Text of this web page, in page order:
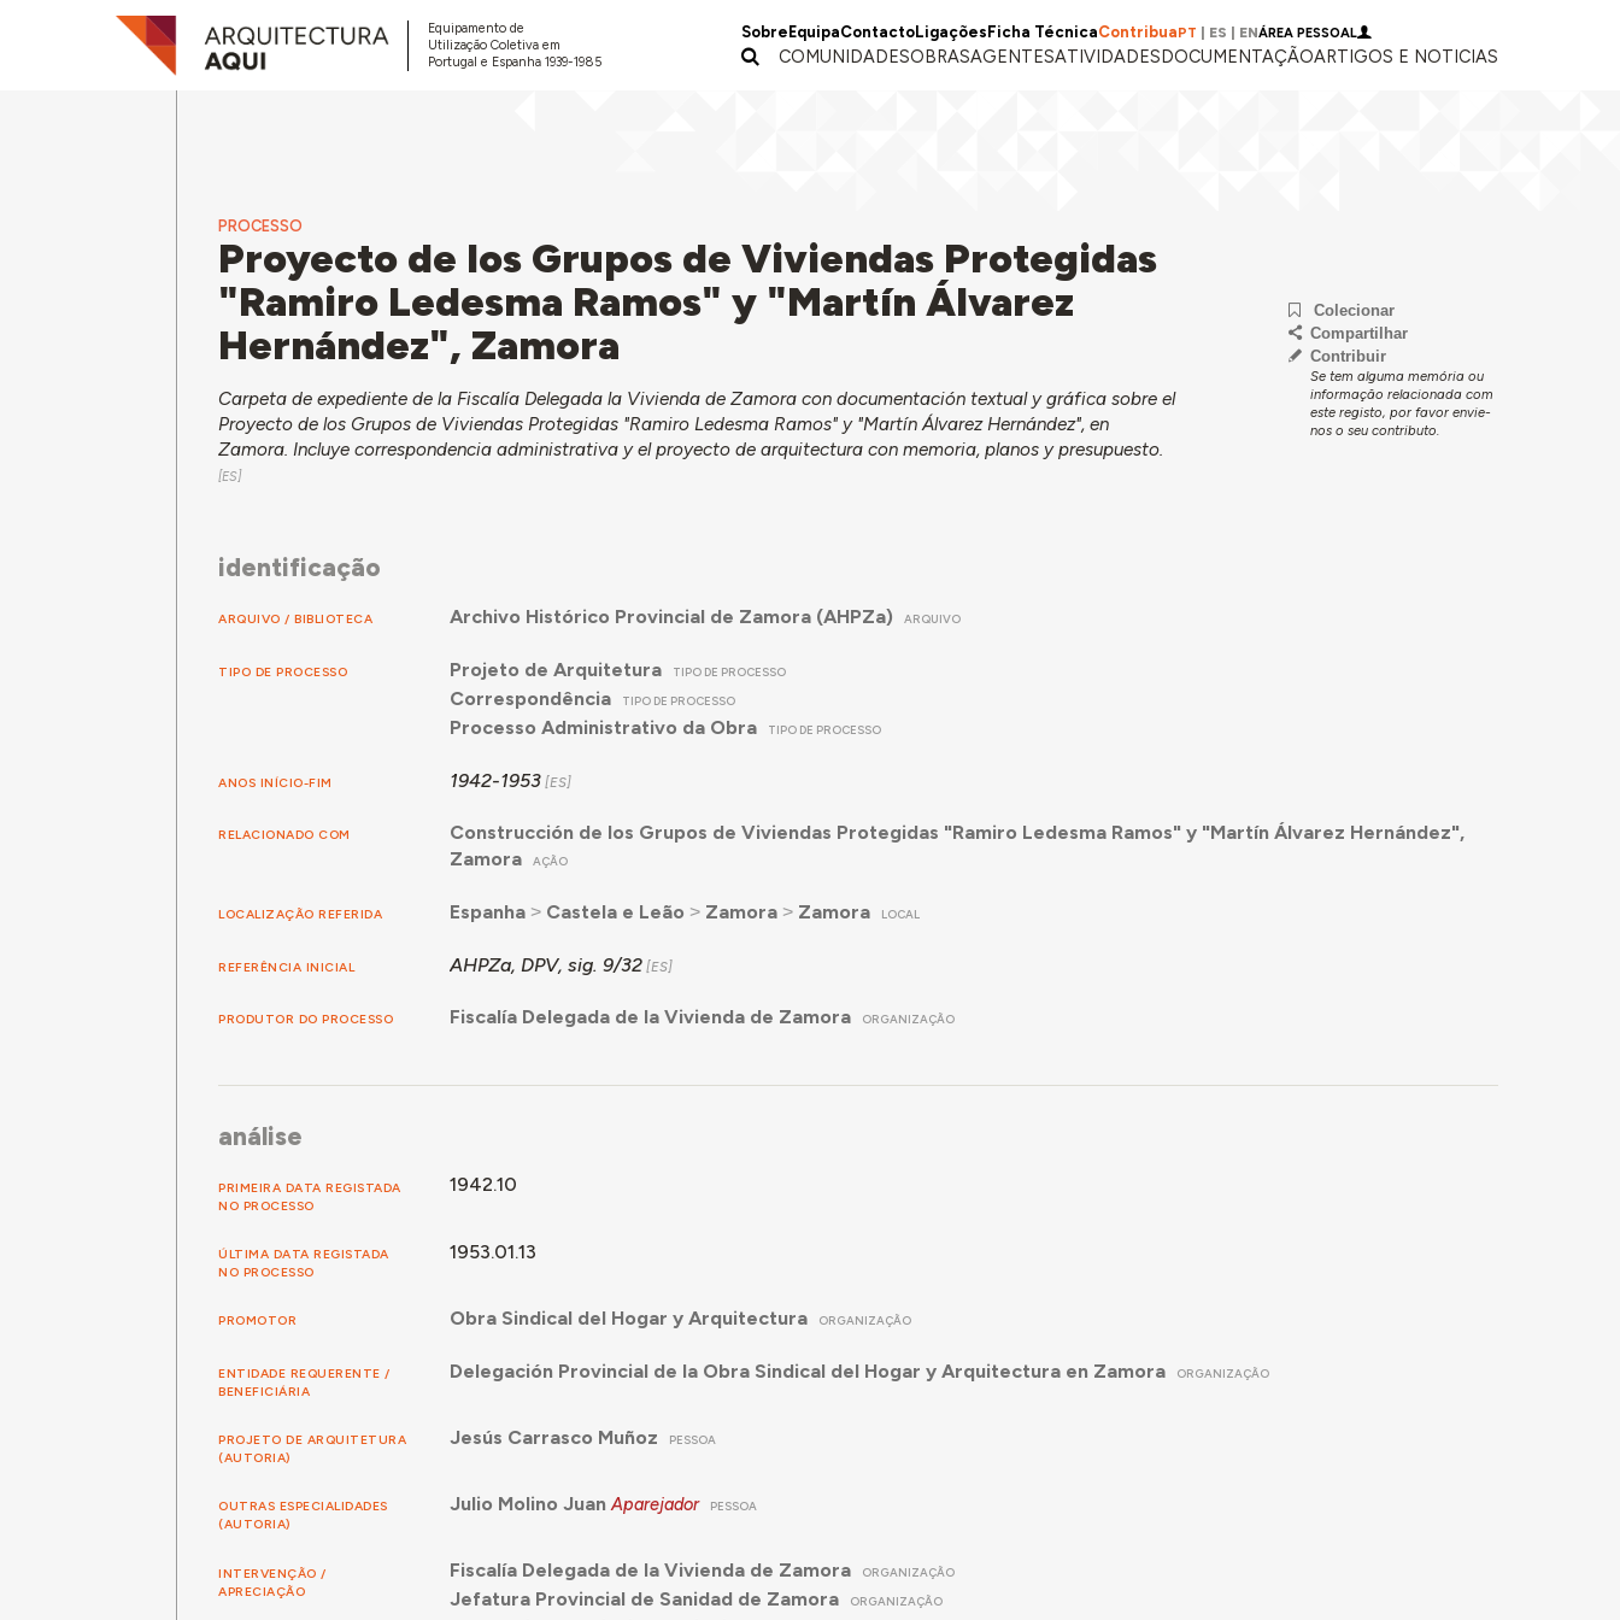
Equipamento de
Utilização Coletiva em
Portugal e Espanha 1939-1985
Sobre EquipaContactoLigações Ficha TécnicaContribuaPT ES ENÁREA PESSOAL
COMUNIDADESOBRASAGENTESATIVIDADESDOCUMENTAÇÃOARTIGOS E NOTICIAS
PROCESSO
Proyecto de los Grupos de Viviendas Protegidas
"Ramiro Ledesma Ramos" y "Martín Álvarez
Hernández", Zamora
Carpeta de expediente de la Fiscalía Delegada la Vivienda de Zamora con documentación textual y gráfica sobre el
Proyecto de los Grupos de Viviendas Protegidas "Ramiro Ledesma Ramos" y "Martín Álvarez Hernández", en
Zamora. Incluye correspondencia administrativa y el proyecto de arquitectura con memoria, planos y presupuesto.
Colecionar
Compartilhar
Contribuir
Se tem alguma memória ou
informação relacionada com
este registo, por favor envie-
nos o seu contributo.
identificação
ARQUIVO / BIBLIOTECA Archivo Histórico Provincial de Zamora (AHPZa) ARQUIVO
TIPO DE PROCESSO Projeto de Arquitetura TIPO DE PROCESSO
Correspondência TIPO DE PROCESSO
Processo Administrativo da Obra TIPO DE PROCESSO
ANOS INÍCIO-FIM 1942-1953
RELACIONADO COM
Construcción de los Grupos de Viviendas Protegidas "Ramiro Ledesma Ramos" y "Martín Álvarez Hernández",
Zamora
AÇÃO
LOCALIZAÇÃO REFERIDA Espanha˃ Castela e Leão ˃ Zamora˃ Zamora LOCAL
REFERÊNCIA INICIAL AHPZa, DPV, sig. 9/32
PRODUTOR DO PROCESSO Fiscalía Delegada de la Vivienda de Zamora ORGANIZAÇÃO
análise
PRIMEIRA DATA REGISTADA
NO PROCESSO
1942.10
ÚLTIMA DATA REGISTADA
NO PROCESSO
1953.01.13
PROMOTOR Obra Sindical del Hogar y Arquitectura ORGANIZAÇÃO
ENTIDADE REQUERENTE /
BENEFICIÁRIA
Delegación Provincial de la Obra Sindical del Hogar y Arquitectura en Zamora ORGANIZAÇÃO
PROJETO DE ARQUITETURA
(AUTORIA)
Jesús Carrasco Muñoz PESSOA
OUTRAS ESPECIALIDADES
(AUTORIA)
Julio Molino Juan Aparejador PESSOA
INTERVENÇÃO /
APRECIAÇÃO
Fiscalía Delegada de la Vivienda de Zamora ORGANIZAÇÃO
Jefatura Provincial de Sanidad de Zamora ORGANIZAÇÃO